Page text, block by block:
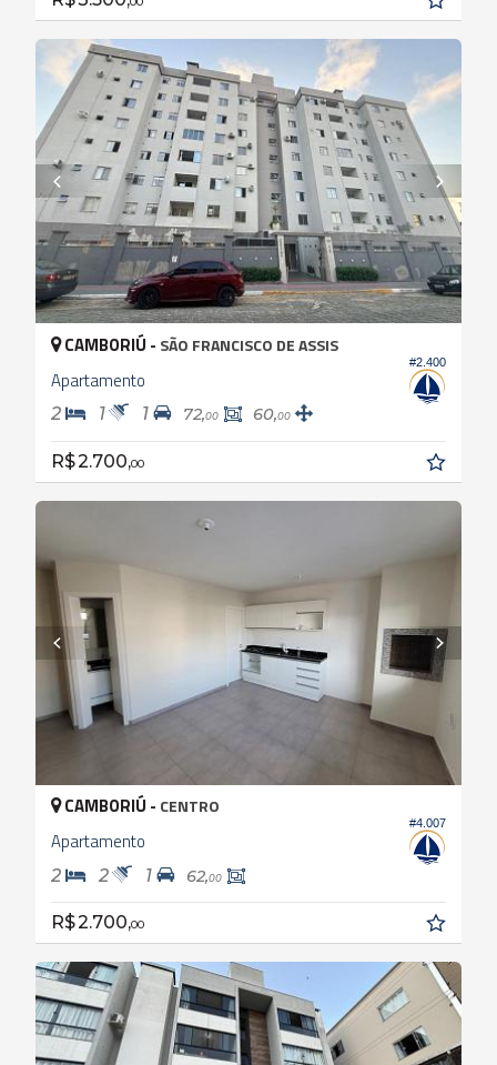
#2.400
CAMBORIÚ - SÃO FRANCISCO DE ASSIS
Apartamento
2 1 1 72,00 60,00
R$ 2.700,00
#4.007
CAMBORIÚ - CENTRO
Apartamento
2 2 1 62,00
R$ 2.700,00